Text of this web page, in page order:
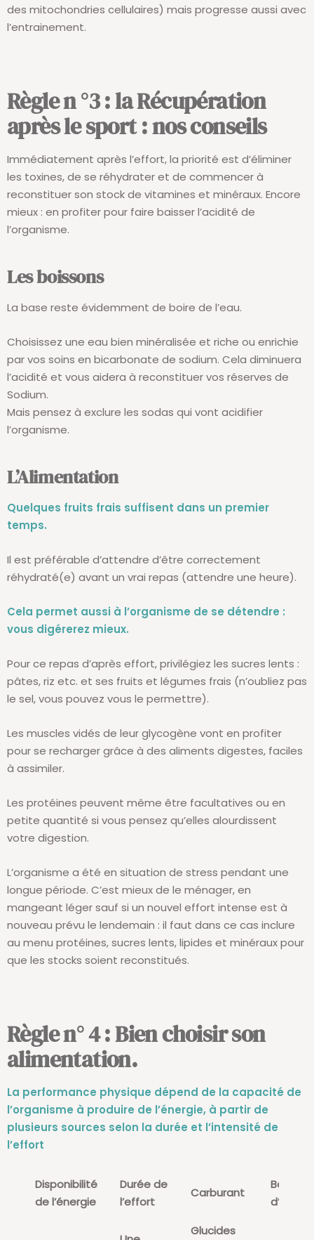
des mitochondries cellulaires) mais progresse aussi avec
l’entrainement.
Règlen °3 : la Récupération
après le sport : nos conseils
Immédiatement après l’effort, la priorité est d’éliminer
les toxines, de se réhydrater et de commencer à
reconstituer son stock de vitamines et minéraux. Encore
mieux : en profiter pour faire baisser l’acidité de
l’organisme.
Les boissons
La base reste évidemment de boire de l’eau.
Choisissez une eau bien minéralisée et riche ou enrichie
par vos soins en bicarbonate de sodium. Cela diminuera
l’acidité et vous aidera à reconstituer vos réserves de
Sodium.
Mais pensez à exclure les sodas qui vont acidifier
l’organisme.
L’Alimentation
Quelques fruits frais suffisent dans un premier
temps.
Il est préférable d’attendre d’être correctement
réhydraté(e) avant un vrai repas (attendre une heure).
Cela permet aussi à l’organisme de se détendre :
vous digérerez mieux.
Pour ce repas d’après effort, privilégiez les sucres lents :
pâtes, riz etc. et ses fruits et légumes frais (n’oubliez pas
le sel, vous pouvez vous le permettre).
Les muscles vidés de leur glycogène vont en profiter
pour se recharger grâce à des aliments digestes, faciles
à assimiler.
Les protéines peuvent même être facultatives ou en
petite quantité si vous pensez qu’elles alourdissent
votre digestion.
L’organisme a été en situation de stress pendant une
longue période. C’est mieux de le ménager, en
mangeant léger sauf si un nouvel effort intense est à
nouveau prévu le lendemain : il faut dans ce cas inclure
au menu protéines, sucres lents, lipides et minéraux pour
que les stocks soient reconstitués.
Règle n° 4 : Bien choisir son
alimentation.
La performance physique dépend de la capacité de
l’organisme à produire de l’énergie, à partir de
plusieurs sources selon la durée et l’intensité de
l’effort
Disponibilité
de l’énergie
Durée de
l’effort
Carburant
Besoin
Glucides